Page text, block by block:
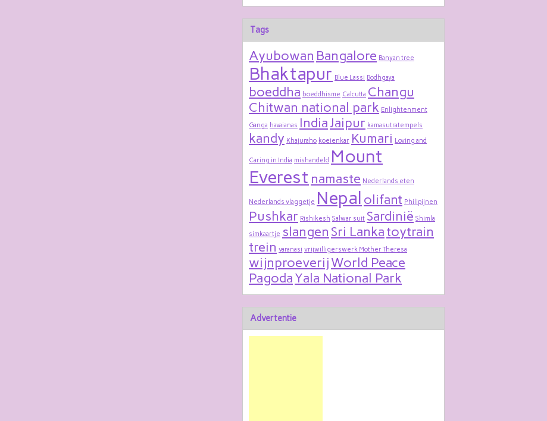
Tags
Ayubowan Bangalore Banyan tree
Bhaktapur Blue Lassi Bodhgaya
boeddha boeddhisme Calcutta Changu
Chitwan national park Enlightenment
Ganga havaianas IndiaJaipur kamasutratempels
kandy Khajuraho koeienkar Kumari Loving and
Caring in India mishandeld Mount
Everest namaste Nederlands eten
Nederlands vlaggetje Nepal olifant Philipijnen
Pushkar Rishikesh Salwar suit Sardinië Shimla
simkaartje slangen Sri Lankatoytrain
trein varanasi vrijwilligerswerk Mother Theresa
wijnproeverijWorld Peace
PagodaYala National Park
Advertentie